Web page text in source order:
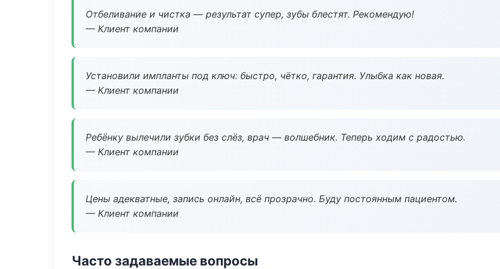
Отбеливание и чистка — результат супер, зубы блестят. Рекомендую!
— Клиент компании
Установили импланты под ключ: быстро, чётко, гарантия. Улыбка как новая.
— Клиент компании
Ребёнку вылечили зубки без слёз, врач — волшебник. Теперь ходим с радостью.
— Клиент компании
Цены адекватные, запись онлайн, всё прозрачно. Буду постоянным пациентом.
— Клиент компании
Часто задаваемые вопросы